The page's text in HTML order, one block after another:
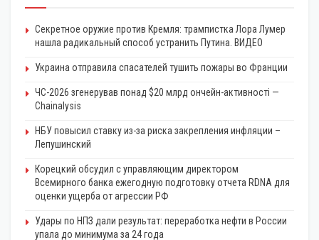
Секретное оружие против Кремля: трампистка Лора Лумер
нашла радикальный способ устранить Путина. ВИДЕО
Украина отправила спасателей тушить пожары во Франции
ЧС-2026 згенерував понад $20 млрд ончейн-активності —
Chainalysis
НБУ повысил ставку из-за риска закрепления инфляции –
Лепушинский
Корецкий обсудил с управляющим директором
Всемирного банка ежегодную подготовку отчета RDNA для
оценки ущерба от агрессии РФ
Удары по НПЗ дали результат: переработка нефти в России
упала до минимума за 24 года